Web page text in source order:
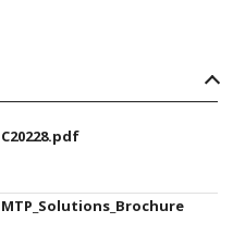
C20228.pdf
MTP_Solutions_Brochure